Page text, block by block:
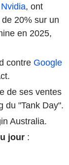
Nvidia, ont
20% sur un
en 2025,
contre Google
de ses ventes
du "Tank Day".
Australia.
jour :